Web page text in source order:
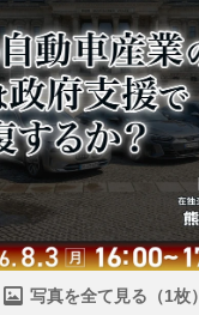
写真を全て見る（1枚）